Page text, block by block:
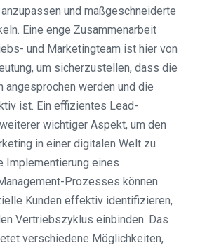
und maßgeschneiderte
Eine enge Zusammenarbeit
und Marketingteam ist hier von
um sicherzustellen, dass die
angesprochen werden und die
ist. Ein effizientes Lead-
wichtiger Aspekt, um den
in einer digitalen Welt zu
Implementierung eines
Prozesses können
Kunden effektiv identifizieren,
Vertriebszyklus einbinden. Das
verschiedene Möglichkeiten,